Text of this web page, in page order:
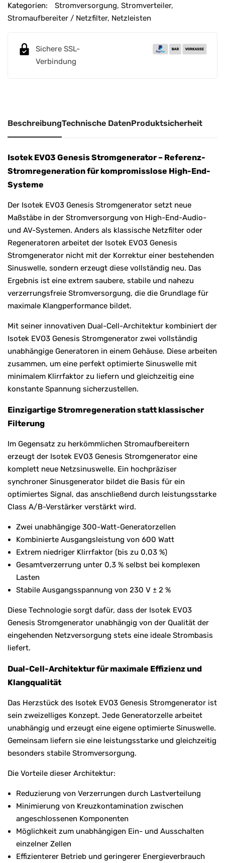
l
t
e
:
Kategorien: Stromversorgung, Stromverteiler,
Stromaufbereiter / Netzfilter, Netzleisten
Sichere SSL-
Verbindung
BeschreibungTechnische DatenProduktsicherheit
Isotek EVO3 Genesis Stromgenerator – Referenz-
Stromregeneration für kompromisslose High-End-
Systeme
Der Isotek EVO3 Genesis Stromgenerator setzt neue
Maßstäbe in der Stromversorgung von High-End-Audio-
und AV-Systemen. Anders als klassische Netzfilter oder
Regeneratoren arbeitet der Isotek EVO3 Genesis
Stromgenerator nicht mit der Korrektur einer bestehenden
Sinuswelle, sondern erzeugt diese vollständig neu. Das
Ergebnis ist eine extrem saubere, stabile und nahezu
verzerrungsfreie Stromversorgung, die die Grundlage für
maximale Klangperformance bildet.
Mit seiner innovativen Dual-Cell-Architektur kombiniert der
Isotek EVO3 Genesis Stromgenerator zwei vollständig
unabhängige Generatoren in einem Gehäuse. Diese arbeiten
zusammen, um eine perfekt optimierte Sinuswelle mit
minimalem Klirrfaktor zu liefern und gleichzeitig eine
konstante Spannung sicherzustellen.
Einzigartige Stromregeneration statt klassischer
Filterung
Im Gegensatz zu herkömmlichen Stromaufbereitern
erzeugt der Isotek EVO3 Genesis Stromgenerator eine
komplett neue Netzsinuswelle. Ein hochpräziser
synchroner Sinusgenerator bildet die Basis für ein
optimiertes Signal, das anschließend durch leistungsstarke
Class A/B-Verstärker verstärkt wird.
Zwei unabhängige 300-Watt-Generatorzellen
Kombinierte Ausgangsleistung von 600 Watt
Extrem niedriger Klirrfaktor (bis zu 0,03 %)
Gesamtverzerrung unter 0,3 % selbst bei komplexen
Lasten
Stabile Ausgangsspannung von 230 V ± 2 %
Diese Technologie sorgt dafür, dass der Isotek EVO3
Genesis Stromgenerator unabhängig von der Qualität der
eingehenden Netzversorgung stets eine ideale Strombasis
liefert.
Dual-Cell-Architektur für maximale Effizienz und
Klangqualität
Das Herzstück des Isotek EVO3 Genesis Stromgenerator ist
sein zweizelliges Konzept. Jede Generatorzelle arbeitet
unabhängig und erzeugt eine eigene optimierte Sinuswelle.
Gemeinsam liefern sie eine leistungsstarke und gleichzeitig
besonders stabile Stromversorgung.
Die Vorteile dieser Architektur:
Reduzierung von Verzerrungen durch Lastverteilung
Minimierung von Kreuzkontamination zwischen
angeschlossenen Komponenten
Möglichkeit zum unabhängigen Ein- und Ausschalten
einzelner Zellen
Effizienterer Betrieb und geringerer Energieverbrauch